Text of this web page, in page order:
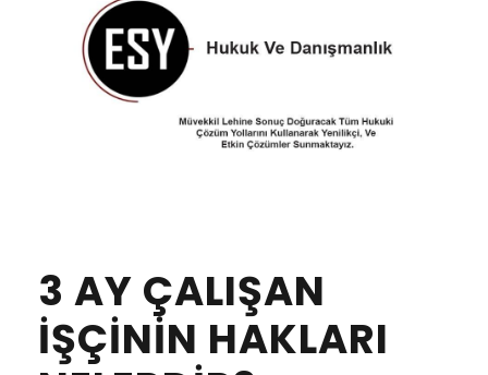
3 AY ÇALIŞAN
İŞÇİNİN HAKLARI